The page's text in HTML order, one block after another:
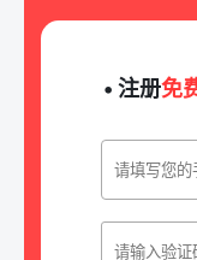
• 注册免